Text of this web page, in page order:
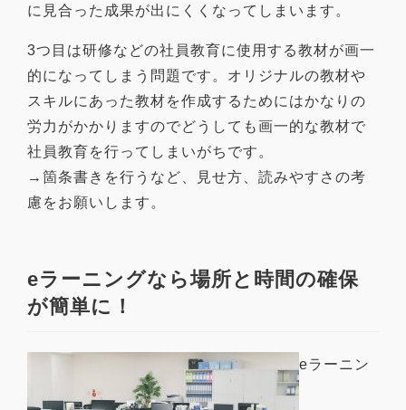
に見合った成果が出にくくなってしまいます。
3つ目は研修などの社員教育に使用する教材が画一
的になってしまう問題です。オリジナルの教材や
スキルにあった教材を作成するためにはかなりの
労力がかかりますのでどうしても画一的な教材で
社員教育を行ってしまいがちです。
→箇条書きを行うなど、見せ方、読みやすさの考
慮をお願いします。
eラーニングなら場所と時間の確保
が簡単に！
eラーニン